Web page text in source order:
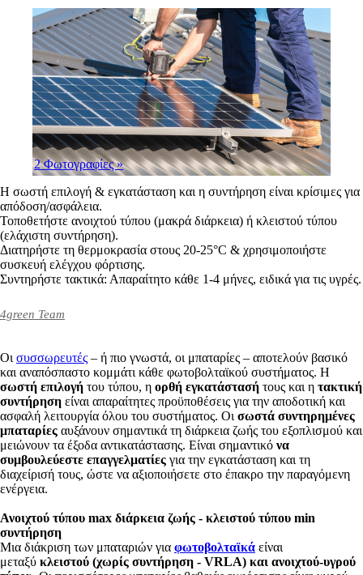
2 Φωτογραφίες»
Η σωστή επιλογή & εγκατάσταση και η συντήρηση είναι κρίσιμες για
απόδοση/ασφάλεια.
Τοποθετήστε ανοιχτού τύπου (μακρά διάρκεια) ή κλειστού τύπου
(ελάχιστη συντήρηση).
Διατηρήστε τη θερμοκρασία στους 20-25°C & χρησιμοποιήστε
συσκευή ελέγχου φόρτισης.
Συντηρήστε τακτικά: Απαραίτητο κάθε 1-4 μήνες, ειδικά για τις υγρές.
4green Team
Οι συσσωρευτές – ή πιο γνωστά, οι μπαταρίες – αποτελούν βασικό
και αναπόσπαστο κομμάτι κάθε φωτοβολταϊκού συστήματος. Η
σωστή επιλογή του τύπου, η ορθή εγκατάστασή τους και η τακτική
συντήρηση είναι απαραίτητες προϋποθέσεις για την αποδοτική και
ασφαλή λειτουργία όλου του συστήματος. Οι σωστά συντηρημένες
μπαταρίες αυξάνουν σημαντικά τη διάρκεια ζωής του εξοπλισμού και
μειώνουν τα έξοδα αντικατάστασης. Είναι σημαντικό να
συμβουλεύεστε επαγγελματίες για την εγκατάσταση και τη
διαχείρισή τους, ώστε να αξιοποιήσετε στο έπακρο την παραγόμενη
ενέργεια.
Ανοιχτού τύπου max διάρκεια ζωής - κλειστού τύπου min
συντήρηση
Μια διάκριση των μπαταριών για φωτοβολταϊκά είναι
μεταξύ κλειστού (χωρίς συντήρηση - VRLA) και ανοιχτού-υγρού